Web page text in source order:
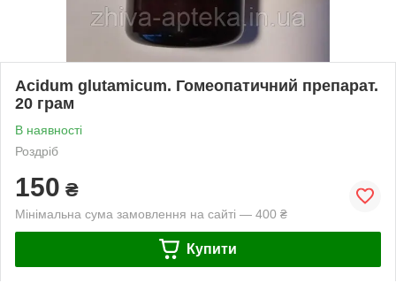
Acidum glutamicum. Гомеопатичний препарат.
20 грам
В наявності
Роздріб
150 ₴
Мінімальна сума замовлення на сайті — 400 ₴
Купити